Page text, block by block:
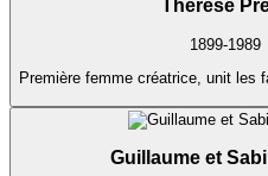
Thérèse
1899-1989
Première femme créatrice, unit les
Guillaume et